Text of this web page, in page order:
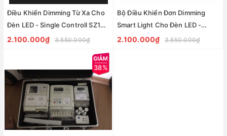
Điều Khiển Dimming Từ Xa Cho
Đèn LED - Single Controll SZ10-
R1A-M ZALAA Smart Light
2.100.000₫ 3.550.000₫
Bộ Điều Khiển Đơn Dimming
Smart Light Cho Đèn LED -
Single Controll ZSL-SZ10-R1A
2.100.000₫ 3.550.000₫
38%